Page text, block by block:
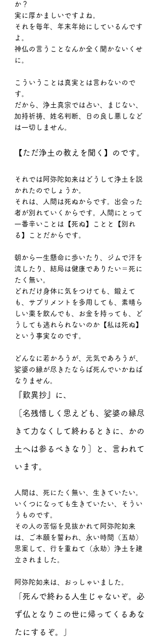
か？
実に厚かましいですよね。
それを毎年、年末年始にしているんです
よ。
神仏の言うことなんか全く聞かないくせ
に。
こういうことは真実とは言わないので
す。
だから、浄土真宗では占い、まじない、
加持祈祷、姓名判断、日の良し悪しなど
は一切しません。
【ただ浄土の教えを聞く】のです。
それでは阿弥陀如来はどうして浄土を説
かれたのでしょうか。
それは、人間は死ぬからです。出会った
者が別れていくからです。人間にとって
一番辛いことは【死ぬ】ことと【別れ
る】ことだからです。
朝から一生懸命に歩いたり、ジムで汗を
流したり、結局は健康でありたい＝死に
たく無い。
どれだけ身体に気をつけても、鍛えて
も、サプリメントを多用しても、素晴ら
しい薬を飲んでも、お金を持っても、ど
うしても逃れられないのか【私は死ぬ】
という事実なのです。
どんなに若かろうが、元気であろうが、
娑婆の縁が尽きたならば死んでいかねば
なりません。
『歎異抄』に、
［名残惜しく思えども、娑婆の縁尽
きて力なくして終わるときに、かの
土へは参るべきなり］と、言われて
います。
人間は、死にたく無い、生きていたい。
いくつになっても生きていたい、そうい
うものです。
その人の苦悩を見抜かれて阿弥陀如来
は、ご本願を誓われ、永い時間（五劫）
思案して、行を重ねて（永劫）浄土を建
立されました。
阿弥陀如来は、おっしゃいました。
「死んで終わる人生じゃないぞ。必
ず仏となりこの世に帰ってくるあな
たにするぞ。」